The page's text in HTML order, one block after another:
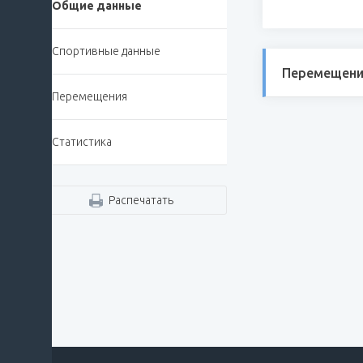
Общие данные
Спортивные данные
Перемещения
Статистика
Распечатать